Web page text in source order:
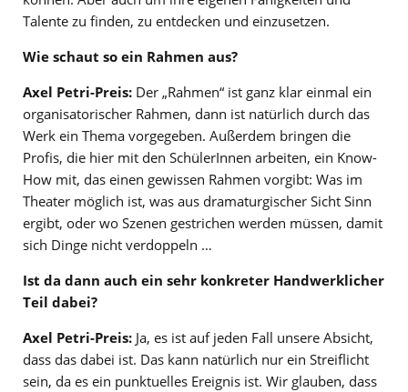
Talente zu finden, zu entdecken und einzusetzen.
Wie schaut so ein Rahmen aus?
Axel Petri-Preis: Der „Rahmen“ ist ganz klar einmal ein
organisatorischer Rahmen, dann ist natürlich durch das
Werk ein Thema vorgegeben. Außerdem bringen die
Profis, die hier mit den SchülerInnen arbeiten, ein Know-
How mit, das einen gewissen Rahmen vorgibt: Was im
Theater möglich ist, was aus dramaturgischer Sicht Sinn
ergibt, oder wo Szenen gestrichen werden müssen, damit
sich Dinge nicht verdoppeln …
Ist da dann auch ein sehr konkreter Handwerklicher
Teil dabei?
Axel Petri-Preis: Ja, es ist auf jeden Fall unsere Absicht,
dass das dabei ist. Das kann natürlich nur ein Streiflicht
sein, da es ein punktuelles Ereignis ist. Wir glauben, dass